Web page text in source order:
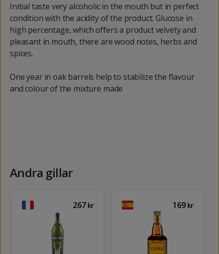
Initial taste very alcoholic in the mouth but in perfect
condition with the acidity of the product. Glucose in
high percentage, which offers a product velvety and
pleasant in mouth, there are wood notes, herbs and
spices.
One year in oak barrels help to stabilize the flavour
and colour of the mixture made
Andra gillar
267 kr 169 kr